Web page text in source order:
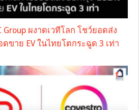
Group ผงาดเวทีโลก โชว์ยอดส่ง
ขาย EV ในไทยโตกระฉูด 3 เท่า